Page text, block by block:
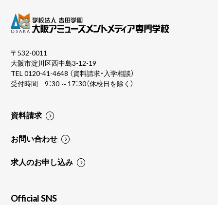
〒532-0011
大阪市淀川区西中島3-12-19
TEL0120-41-4648 （資料請求・入学相談）
受付時間 9：30 ～17：30（休校日を除く）
資料請求
お問い合わせ
求人のお申し込み
Official SNS